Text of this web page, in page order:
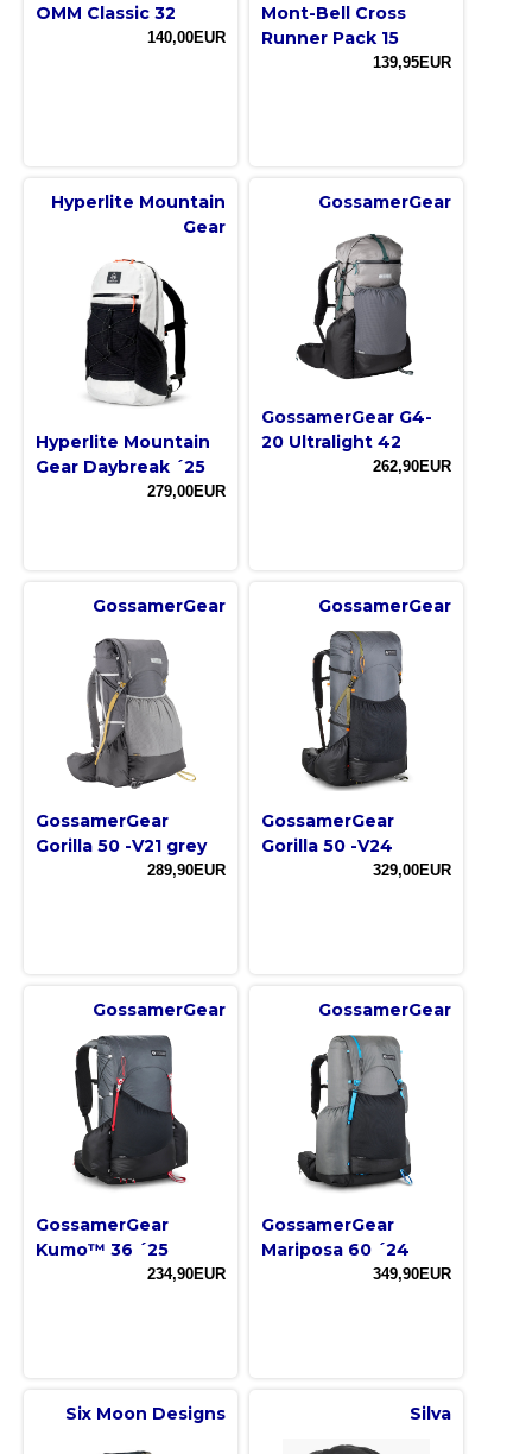
OMM Classic 32
140,00EUR
Mont-Bell Cross
Runner Pack 15
139,95EUR
Hyperlite Mountain
Gear
Hyperlite Mountain
Gear Daybreak ´25
279,00EUR
GossamerGear
GossamerGear G4-
20 Ultralight 42
262,90EUR
GossamerGear
GossamerGear
Gorilla 50 -V21 grey
289,90EUR
GossamerGear
GossamerGear
Gorilla 50 -V24
329,00EUR
GossamerGear
GossamerGear
Kumo™ 36 ´25
234,90EUR
GossamerGear
GossamerGear
Mariposa 60 ´24
349,90EUR
Six Moon Designs Silva